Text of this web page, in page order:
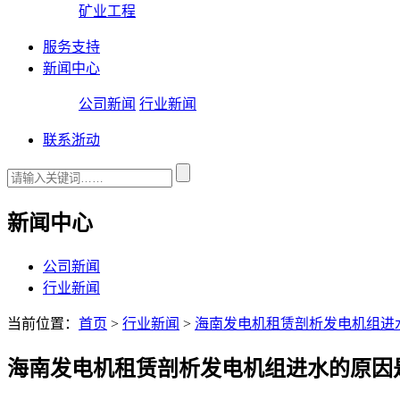
矿业工程
服务支持
新闻中心
公司新闻 行业新闻
联系浙动
新闻中心
公司新闻
行业新闻
当前位置： 首页 > 行业新闻 > 海南发电机租赁剖析发电机组进
海南发电机租赁剖析发电机组进水的原因